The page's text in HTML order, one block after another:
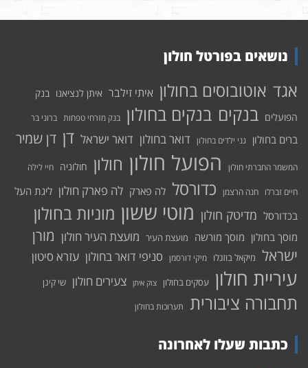
נושאים בפורטל חולון
אגד אוטובוסים בחולון איתי זילבר איתן לנציאנו בנק
הפועלים בנקים בנקים בחולון בנק מזרחי טפחות ברוני בר
ברים בחולון גני ילדים בחולון דואר בחולון דואר ישראל דן דן שמיר
המשמר החברתי חולון הפועל חולון חולון חולוניה חיי לילה
חיים זברלו חנה הרצמן כדורסל לה פארק לה פארק חולון ליגת העל
בכדורסל מדיטק חולון מוטי ששון מוניות בחולון
מוסך בחולון מוסך מורשה מועצת העיר מועצת העיר חולון מורן
ישראל מיקאל בוזגלו מיקי דורסמן סניפי דואר בחולון עזרא סיטון
עיריית חולון עסקים בחולון צוק איתן צעירים חולון שי קינן
תחבורה ציבורית תערוכות בחולון
כתבות שעלו לאחרונה